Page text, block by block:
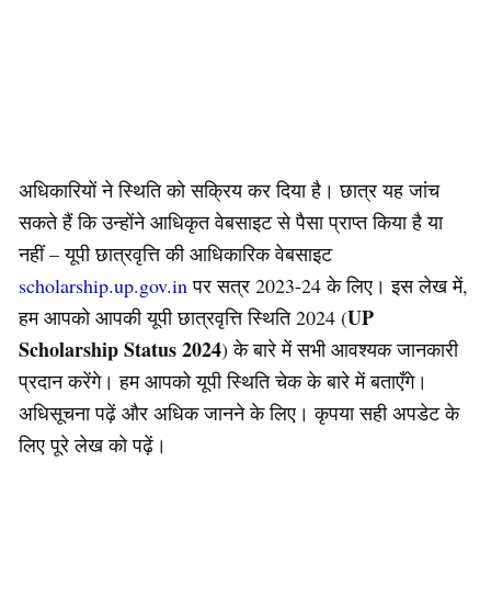
अधिकारियों ने स्थिति को सक्रिय कर दिया है। छात्र यह जांच
सकते हैं कि उन्होंने आधिकृत वेबसाइट से पैसा प्राप्त किया है या
नहीं – यूपी छात्रवृत्ति की आधिकारिक वेबसाइट
scholarship.up.gov.inपर सत्र 2023-24 के लिए। इस लेख में,
हम आपको आपकी यूपी छात्रवृत्ति स्थिति 2024 (UP
Scholarship Status2024) के बारे में सभी आवश्यक जानकारी
प्रदान करेंगे। हम आपको यूपी स्थिति चेक के बारे में बताएँगे।
अधिसूचना पढ़ें और अधिक जानने के लिए। कृपया सही अपडेट के
लिए पूरे लेख को पढ़ें।